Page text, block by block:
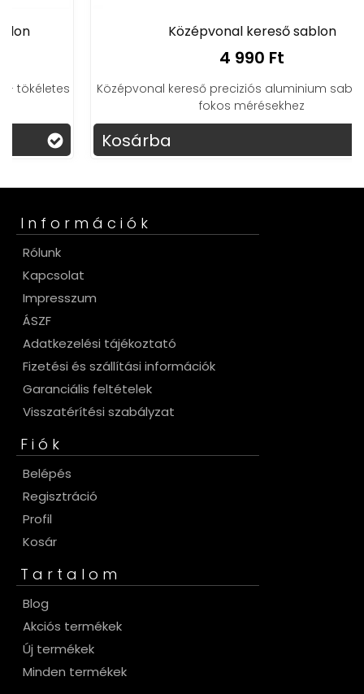
Középvonal kereső sablon
Középvonal kereső preciziós aluminium sablon 45/90
fokos mérésekhez
Kosárba
Információk
Rólunk
Kapcsolat
Impresszum
ÁSZF
Adatkezelési tájékoztató
Fizetési és szállítási információk
Garanciális feltételek
Visszatérítési szabályzat
Fiók
Belépés
Regisztráció
Profil
Kosár
Tartalom
Blog
Akciós termékek
Új termékek
Minden termékek